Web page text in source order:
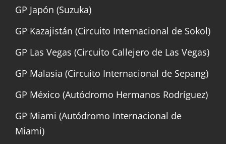
GP Japón (Suzuka)
GP Kazajistán (Circuito Internacional de Sokol)
GP Las Vegas (Circuito Callejero de Las Vegas)
GP Malasia (Circuito Internacional de Sepang)
GP México (Autódromo Hermanos Rodríguez)
GP Miami (Autódromo Internacional de
Miami)